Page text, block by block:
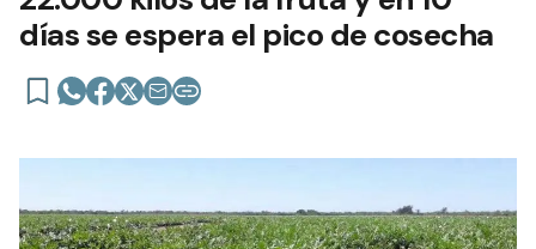
días se espera el pico de cosecha